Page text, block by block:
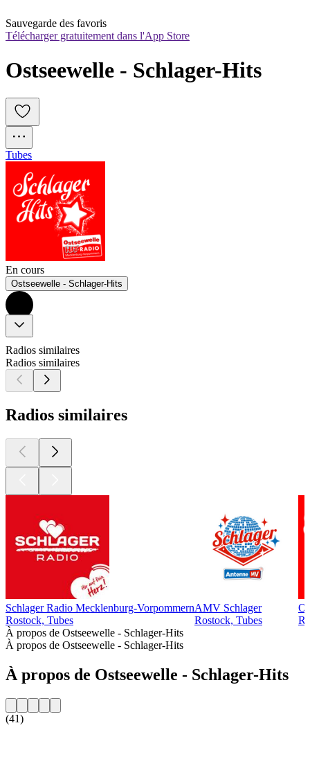
Sauvegarde des favoris
Télécharger gratuitement dans l'App Store
Ostseewelle - Schlager-Hits
Tubes
En cours
Ostseewelle - Schlager-Hits
Radios similaires
Radios similaires
Radios similaires
Schlager Radio Mecklenburg-Vorpommern
Rostock, Tubes
AMV Schlager
Rostock, Tubes
À propos de Ostseewelle - Schlager-Hits
À propos de Ostseewelle - Schlager-Hits
À propos de Ostseewelle - Schlager-Hits
(41)